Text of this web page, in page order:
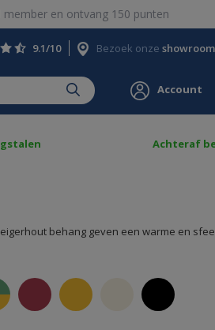
member en ontvang 150 punten
9.1/10 Bezoek onze
Account
Achteraf
behang geven een warme en